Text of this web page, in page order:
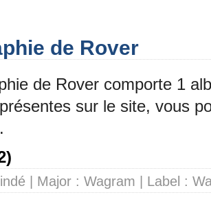
de Rover
de Rover comporte 1
sur le site, vous
| Major : Wagram | Label :